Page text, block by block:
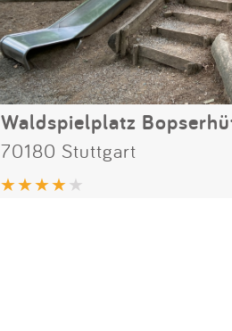
Waldspielplatz
70180 Stuttgart